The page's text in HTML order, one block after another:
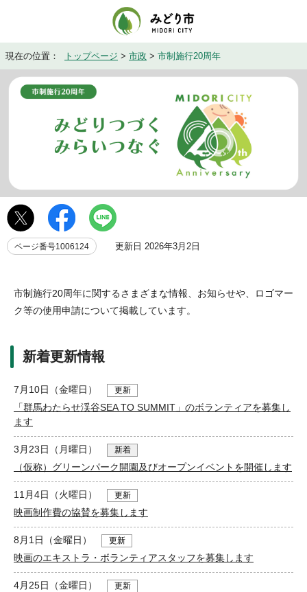
現在の位置： トップページ > 市政 > 市制施行20周年
ページ番号1006124 更新日 2026年3月2日
市制施行20周年に関するさまざまな情報、お知らせや、ロゴマー
ク等の使用申請について掲載しています。
新着更新情報
7月10日（金曜日） 更新
「群馬わたらせ渓谷SEA TO SUMMIT」のボランティアを募集し
ます
3月23日（月曜日） 新着
（仮称）グリーンパーク開園及びオープンイベントを開催します
11月4日（火曜日） 更新
映画制作費の協賛を募集します
8月1日（金曜日） 更新
映画のエキストラ・ボランティアスタッフを募集します
4月25日（金曜日） 更新